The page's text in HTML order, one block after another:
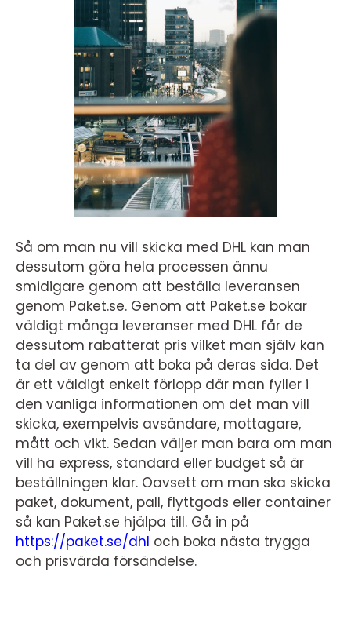
Så om man nu vill skicka med DHL kan man
dessutom göra hela processen ännu
smidigare genom att beställa leveransen
genom Paket.se. Genom att Paket.se bokar
väldigt många leveranser med DHL får de
dessutom rabatterat pris vilket man själv kan
ta del av genom att boka på deras sida. Det
är ett väldigt enkelt förlopp där man fyller i
den vanliga informationen om det man vill
skicka, exempelvis avsändare, mottagare,
mått och vikt. Sedan väljer man bara om man
vill ha express, standard eller budget så är
beställningen klar. Oavsett om man ska skicka
paket, dokument, pall, flyttgods eller container
så kan Paket.se hjälpa till. Gå in på
https://paket.se/dhl och boka nästa trygga
och prisvärda försändelse.